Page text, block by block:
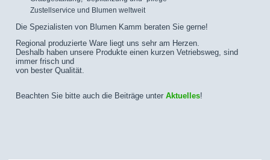
Zustellservice und Blumen weltweit
Die Spezialisten von Blumen Kamm beraten Sie gerne!
Regional produzierte Ware liegt uns sehr am Herzen.
Deshalb haben unsere Produkte einen kurzen Vetriebsweg, sind
immer frisch und
von bester Qualität.
Beachten Sie bitte auch die Beiträge unter Aktuelles!